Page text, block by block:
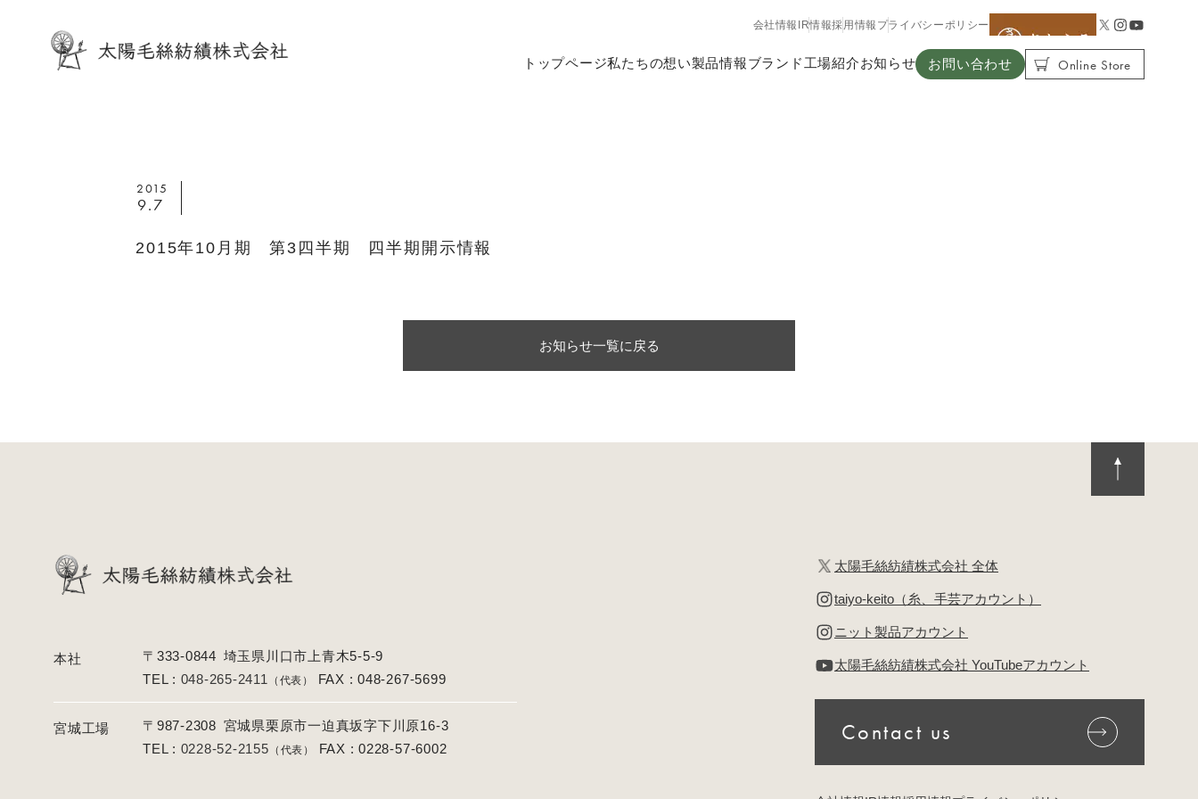
トップページ私たちの想い製品情報ブランド 工場紹介お知らせ お問い合わせ Online Store
会社情報 IR情報採用情報 プライバシーポリシー
2015
9.7
2015年10月期 第3四半期 四半期開示情報
お知らせ一覧に戻る
本社 〒333-0844 埼玉県川口市上青木5-5-9
TEL : 048-265-2411 （代表） FAX : 048-267-5699
宮城工場 〒987-2308 宮城県栗原市一迫真坂字下川原16-3
TEL : 0228-52-2155 （代表） FAX : 0228-57-6002
太陽毛絲紡績株式会社 全体
taiyo-keito（糸、手芸アカウント）
ニット製品アカウント
太陽毛絲紡績株式会社 YouTubeアカウント
Contact us